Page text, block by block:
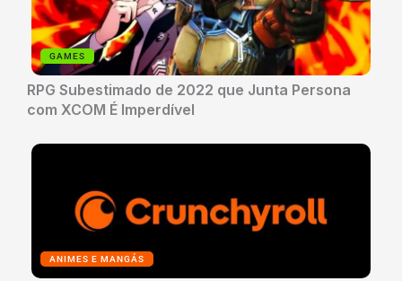
GAMES
RPG Subestimado de 2022 que Junta Persona
com XCOM É Imperdível
ANIMES E MANGÁS